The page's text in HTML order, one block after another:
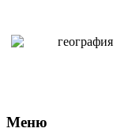
Меню